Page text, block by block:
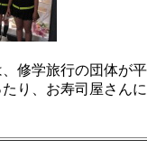
修学旅行の団体が
り、お寿司屋さん